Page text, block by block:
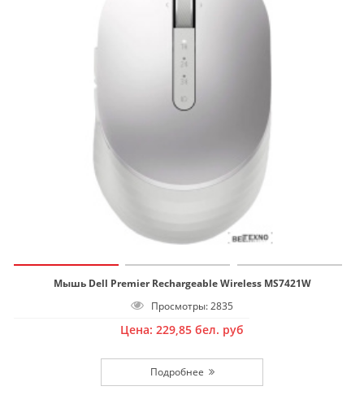
Мышь Dell Premier Rechargeable Wireless MS7421W
Просмотры: 2835
Цена: 229,85 бел. руб